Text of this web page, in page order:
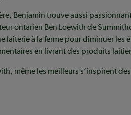
Benjamin trouve aussi
ontarien Ben Loewith de
laiterie à la ferme pour diminuer les
en livrant des produits
même les meilleurs s’inspirent